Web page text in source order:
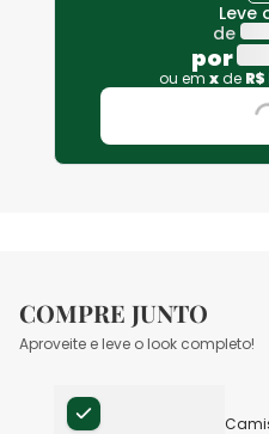
Leve
de
por
ou em x de R$
COMPRE JUNTO
Aproveite e leve o look completo!